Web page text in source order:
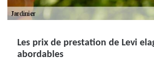
Les prix de prestation de Levi
abordables